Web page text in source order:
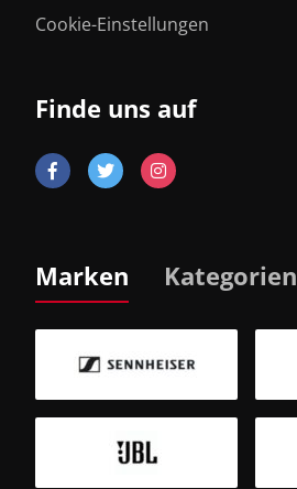
Cookie-Einstellungen
Finde uns auf
Marken Kategorien